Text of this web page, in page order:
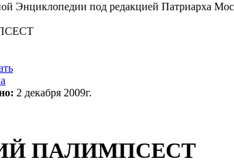
Энциклопедии под редакцией Патриарха
2 декабря 2009г.
ПАЛИМПСЕСТ